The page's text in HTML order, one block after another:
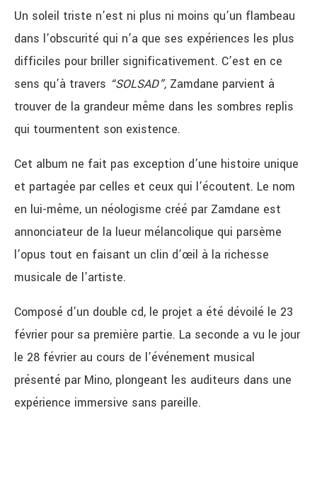
Un soleil triste n’est ni plus ni moins qu’un flambeau
dans l’obscurité qui n’a que ses expériences les plus
difficiles pour briller significativement. C’est en ce
sens qu’à travers “SOLSAD”, Zamdane parvient à
trouver de la grandeur même dans les sombres replis
qui tourmentent son existence.
Cet album ne fait pas exception d’une histoire unique
et partagée par celles et ceux qui l’écoutent. Le nom
en lui-même, un néologisme créé par Zamdane est
annonciateur de la lueur mélancolique qui parsème
l’opus tout en faisant un clin d’œil à la richesse
musicale de l’artiste.
Composé d’un double cd, le projet a été dévoilé le 23
février pour sa première partie. La seconde a vu le jour
le 28 février au cours de l’événement musical
présenté par Mino, plongeant les auditeurs dans une
expérience immersive sans pareille.